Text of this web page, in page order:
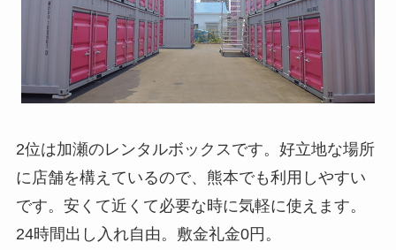
2位は加瀬のレンタルボックスです。好立地な場所
に店舗を構えているので、熊本でも利用しやすい
です。安くて近くて必要な時に気軽に使えます。
24時間出し入れ自由。敷金礼金0円。